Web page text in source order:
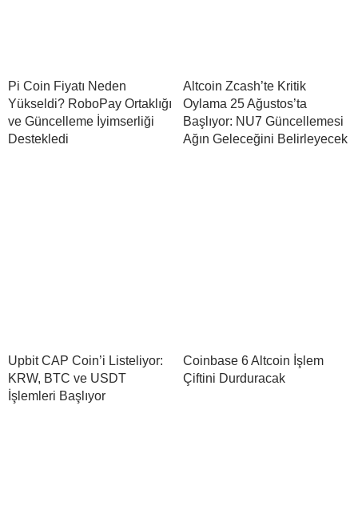
Pi Coin Fiyatı Neden
Yükseldi? RoboPay Ortaklığı
ve Güncelleme İyimserliği
Destekledi
Altcoin Zcash’te Kritik
Oylama 25 Ağustos’ta
Başlıyor: NU7 Güncellemesi
Ağın Geleceğini Belirleyecek
Upbit CAP Coin’i Listeliyor:
KRW, BTC ve USDT
İşlemleri Başlıyor
Coinbase 6 Altcoin İşlem
Çiftini Durduracak